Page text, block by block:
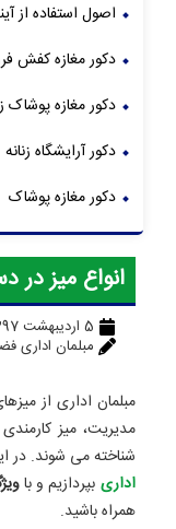
اصول استفاده از
دکور مغازه کفش
دکور مغازه پوشاک
دکور آرایشگاه زنانه
دکور مغازه پوشاک
انواع میز در
مبلمان اداری
مبلمان اداری از
مدیریت، میز
شناخته می ‌شوند. در
اداری بپردازیم و با
همراه باشید.